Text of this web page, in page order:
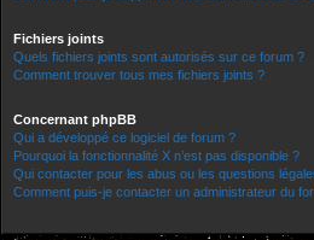
Fichiers joints
Quels fichiers joints sont autorisés sur ce forum ?
Comment trouver tous mes fichiers joints ?
Concernant phpBB
Qui a développé ce logiciel de forum ?
Pourquoi la fonctionnalité X n’est pas disponible ?
Qui contacter pour les abus ou les questions
Comment puis-je contacter un administrateur du